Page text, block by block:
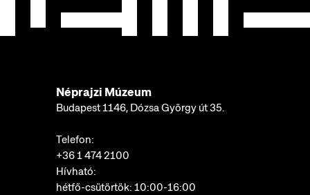
Néprajzi Múzeum
Budapest 1146, Dózsa György út 35.
Telefon:
+36 1 474 2100
Hívható:
hétfő-csütörtök: 10:00-16:00